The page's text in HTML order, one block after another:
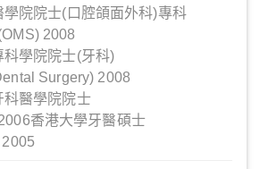
學院院士(口腔頜面外科)專科
2008
科學院院士(牙科)
Surgery) 2008
科醫學院院士
香港大學牙醫碩士